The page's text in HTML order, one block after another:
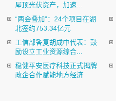
屋顶光伏资产，加速...
“两会叠加”：24个项目在湖
北签约753.34亿元
工信部答复胡成中代表：鼓
励设立工业资源综合...
稳健平安医疗科技正式揭牌
政企合作赋能地方经济